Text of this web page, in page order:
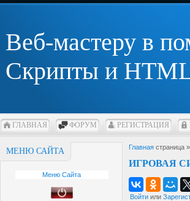
Веб-мастеру в
Скрипты и
ГЛАВНАЯ ФОРУМ РЕГИСТРАЦИЯ
МЕНЮ САЙТА
Меню Сайта
Главная страница »
ИГРОВАЯ
Войти или